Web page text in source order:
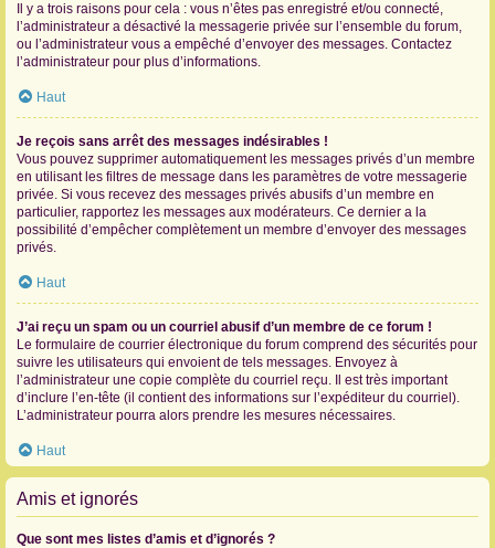
Il y a trois raisons pour cela : vous n’êtes pas enregistré et/ou connecté,
l’administrateur a désactivé la messagerie privée sur l’ensemble du forum,
ou l’administrateur vous a empêché d’envoyer des messages. Contactez
l’administrateur pour plus d’informations.
Haut
Je reçois sans arrêt des messages indésirables !
Vous pouvez supprimer automatiquement les messages privés d’un membre
en utilisant les filtres de message dans les paramètres de votre messagerie
privée. Si vous recevez des messages privés abusifs d’un membre en
particulier, rapportez les messages aux modérateurs. Ce dernier a la
possibilité d’empêcher complètement un membre d’envoyer des messages
privés.
Haut
J’ai reçu un spam ou un courriel abusif d’un membre de ce forum !
Le formulaire de courrier électronique du forum comprend des sécurités pour
suivre les utilisateurs qui envoient de tels messages. Envoyez à
l’administrateur une copie complète du courriel reçu. Il est très important
d’inclure l’en-tête (il contient des informations sur l’expéditeur du courriel).
L’administrateur pourra alors prendre les mesures nécessaires.
Haut
Amis et ignorés
Que sont mes listes d’amis et d’ignorés ?